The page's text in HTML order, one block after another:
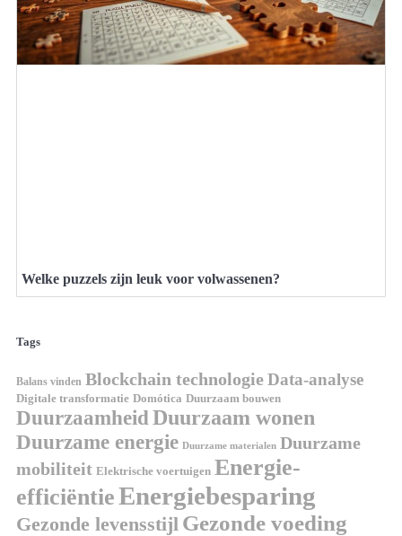
Welke puzzels zijn leuk voor volwassenen?
Tags
Balans vinden Blockchain technologieData-analyse
Digitale transformatie Domótica Duurzaam bouwen
DuurzaamheidDuurzaam wonen
Duurzame energie Duurzame materialen Duurzame
mobiliteit Elektrische voertuigen Energie-
efficiëntieEnergiebesparing
Gezonde levensstijl Gezonde voeding